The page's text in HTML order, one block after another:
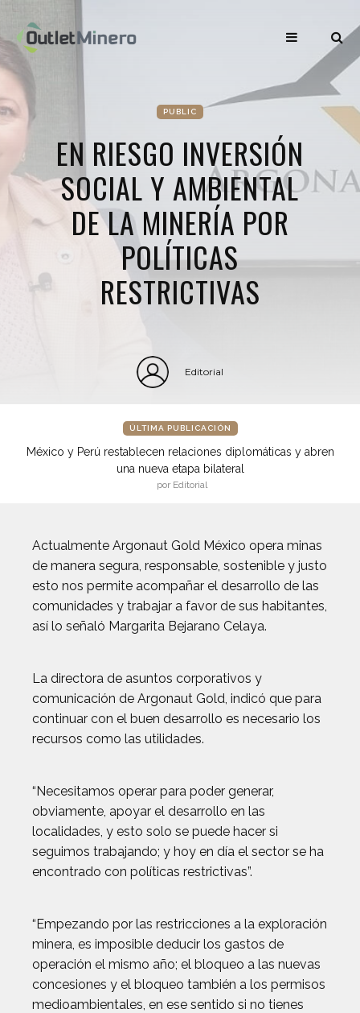
PUBLIC
EN RIESGO INVERSIÓN
SOCIAL Y AMBIENTAL
DE LA MINERÍA POR
POLÍTICAS
RESTRICTIVAS
Editorial
ÚLTIMA PUBLICACIÓN
México y Perú restablecen relaciones diplomáticas y abren
una nueva etapa bilateral
por Editorial
Actualmente Argonaut Gold México opera minas
de manera segura, responsable, sostenible y justo
esto nos permite acompañar el desarrollo de las
comunidades y trabajar a favor de sus habitantes,
así lo señaló Margarita Bejarano Celaya.
La directora de asuntos corporativos y
comunicación de Argonaut Gold, indicó que para
continuar con el buen desarrollo es necesario los
recursos como las utilidades.
“Necesitamos operar para poder generar,
obviamente, apoyar el desarrollo en las
localidades, y esto solo se puede hacer si
seguimos trabajando; y hoy en día el sector se ha
encontrado con políticas restrictivas”.
“Empezando por las restricciones a la exploración
minera, es imposible deducir los gastos de
operación el mismo año; el bloqueo a las nuevas
concesiones y el bloqueo también a los permisos
medioambientales, en ese sentido si no tienes